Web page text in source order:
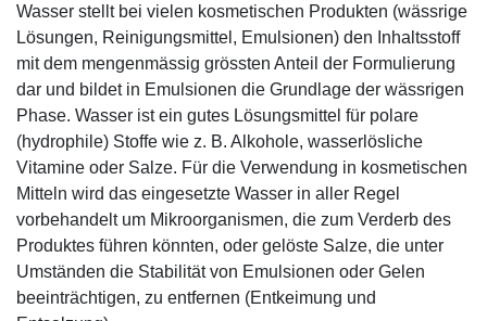
Wasser stellt bei vielen kosmetischen Produkten (wässrige
Lösungen, Reinigungsmittel, Emulsionen) den Inhaltsstoff
mit dem mengenmässig grössten Anteil der Formulierung
dar und bildet in Emulsionen die Grundlage der wässrigen
Phase. Wasser ist ein gutes Lösungsmittel für polare
(hydrophile) Stoffe wie z. B. Alkohole, wasserlösliche
Vitamine oder Salze. Für die Verwendung in kosmetischen
Mitteln wird das eingesetzte Wasser in aller Regel
vorbehandelt um Mikroorganismen, die zum Verderb des
Produktes führen könnten, oder gelöste Salze, die unter
Umständen die Stabilität von Emulsionen oder Gelen
beeinträchtigen, zu entfernen (Entkeimung und